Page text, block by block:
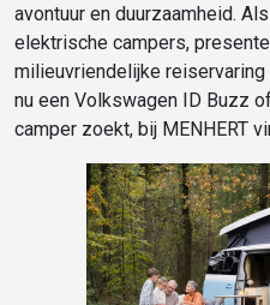
avontuur en duurzaamheid.
elektrische campers,
milieuvriendelijke reiservaring
nu een Volkswagen ID Buzz
camper zoekt, bij MENHERT